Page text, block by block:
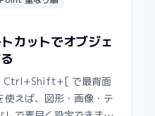
カットでオブジェ
Ctrl+Shift+[ で最背面
使えば、図形・画像・テ